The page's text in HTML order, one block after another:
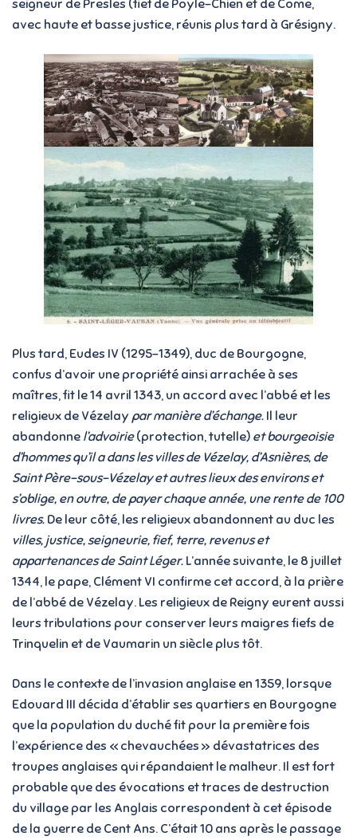
seigneur de Presles (fief de Poyle-Chien et de Come,
avec haute et basse justice, réunis plus tard à Grésigny.
Plus tard, Eudes IV (1295-1349), duc de Bourgogne,
confus d’avoir une propriété ainsi arrachée à ses
maîtres, fit le 14 avril 1343, un accord avec l’abbé et les
religieux de Vézelay par manière d’échange. Il leur
abandonne l’advoirie(protection, tutelle) et bourgeoisie
d’hommes qu’il a dans les villes de Vézelay, d’Asnières, de
Saint Père-sous-Vézelay et autres lieux des environs et
s’oblige, en outre, de payer chaque année, une rente de 100
livres. De leur côté, les religieux abandonnent au duc les
villes, justice, seigneurie, fief, terre, revenus et
appartenances de Saint Léger. L’année suivante, le 8 juillet
1344, le pape, Clément VI confirme cet accord, à la prière
de l’abbé de Vézelay. Les religieux de Reigny eurent aussi
leurs tribulations pour conserver leurs maigres fiefs de
Trinquelin et de Vaumarin un siècle plus tôt.
Dans le contexte de l’invasion anglaise en 1359, lorsque
Edouard III décida d’établir ses quartiers en Bourgogne
que la population du duché fit pour la première fois
l’expérience des « chevauchées » dévastatrices des
troupes anglaises qui répandaient le malheur. Il est fort
probable que des évocations et traces de destruction
du village par les Anglais correspondent à cet épisode
de la guerre de Cent Ans. C’était 10 ans après le passage